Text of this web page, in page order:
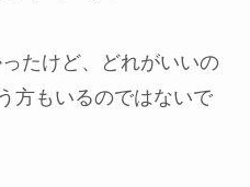
たけど、どれがいいの
方もいるのではないで